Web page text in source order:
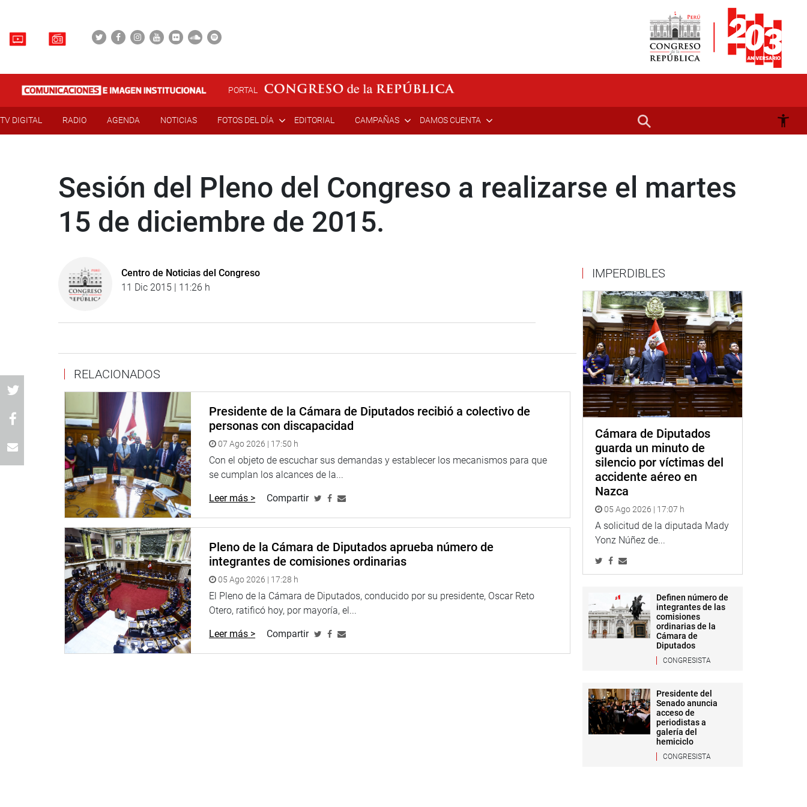
PORTAL
TV DIGITAL RADIO AGENDA NOTICIAS FOTOS DEL DÍA EDITORIAL CAMPAÑAS DAMOS CUENTA
Sesión del Pleno del Congreso a realizarse el martes
15 de diciembre de 2015.
Centro de Noticias del Congreso
11 Dic 2015 | 11:26 h
RELACIONADOS
Presidente de la Cámara de Diputados recibió a colectivo de
personas con discapacidad
07 Ago 2026 | 17:50 h
Con el objeto de escuchar sus demandas y establecer los mecanismos para que
se cumplan los alcances de la...
Leer más > Compartir
Pleno de la Cámara de Diputados aprueba número de
integrantes de comisiones ordinarias
05 Ago 2026 | 17:28 h
El Pleno de la Cámara de Diputados, conducido por su presidente, Oscar Reto
Otero, ratificó hoy, por mayoría, el...
Leer más > Compartir
IMPERDIBLES
Cámara de Diputados
guarda un minuto de
silencio por víctimas del
accidente aéreo en
Nazca
05 Ago 2026 | 17:07 h
A solicitud de la diputada Mady
Yonz Núñez de...
Definen número de
integrantes de las
comisiones
ordinarias de la
Cámara de
Diputados
CONGRESISTA
Presidente del
Senado anuncia
acceso de
periodistas a
galería del
hemiciclo
CONGRESISTA